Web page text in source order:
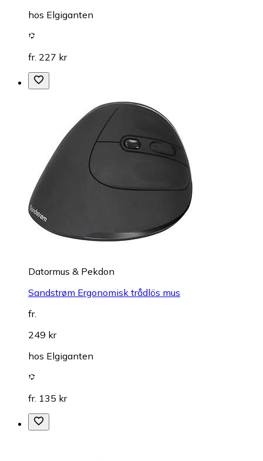
hos Elgiganten
fr. 227 kr
Datormus & Pekdon
Sandstrøm Ergonomisk trådlös mus
fr.
249 kr
hos Elgiganten
fr. 135 kr